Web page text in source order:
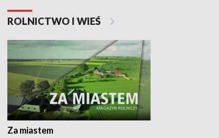
ROLNICTWO I WIEŚ
Za miastem